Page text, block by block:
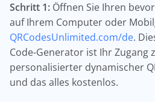
Schritt 1: Öffnen Sie Ihren
auf Ihrem Computer oder
QRCodesUnlimited.com/de.
Code-Generator ist Ihr Zugang
personalisierter dynamischer
und das alles kostenlos.